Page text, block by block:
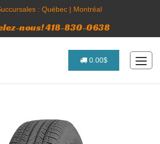
: Québec| Montréal
nous! 418-830-0638
0.00$